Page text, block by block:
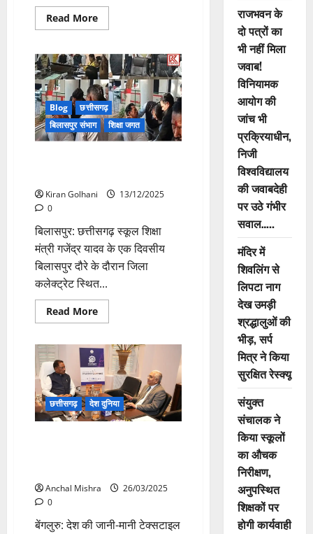
Read MoreRead
more
संचालक
ने
किया
स्कूलों
का
औचक
निरीक्षण,
अनुपस्थित
शिक्षकों
पर
Blog
छत्तीसगढ़
बिलासपुर संभाग
शिक्षा जगत
Kiran Golhani
13/12/2025
0
बिलासपुर: छत्तीसगढ़ स्कूल शिक्षा
मंत्री गजेंद्र यादव के एक दिवसीय
बिलासपुर दौरे के दौरान जिला
कलेक्ट्रेट स्थित...
Read MoreRead
more
शिक्षा
मंत्री
के
फटकार
से
कोटा
BEO
हुए
छत्तीसगढ़ देश दुनिया
Anchal Mishra
26/03/2025
0
बेंगलुरु: देश की जानी-मानी टेक्सटाइल
राजभवन के
दो पत्रों का
भी नहीं मिला
जवाब!
विनियामक
आयोग की
जांच भी
प्रक्रियाधीन,
निजी
विश्वविद्यालय
की जवाबदेही
पर उठे गंभीर
सवाल…..
मंदिर में
शिवलिंग से
लिपटा नाग
देख उमड़ी
श्रद्धालुओं की
भीड़, सर्प
मित्र ने किया
सुरक्षित रेस्क्यू
संयुक्त
संचालक ने
किया स्कूलों
का औचक
निरीक्षण,
अनुपस्थित
शिक्षकों पर
होगी कार्यवाही